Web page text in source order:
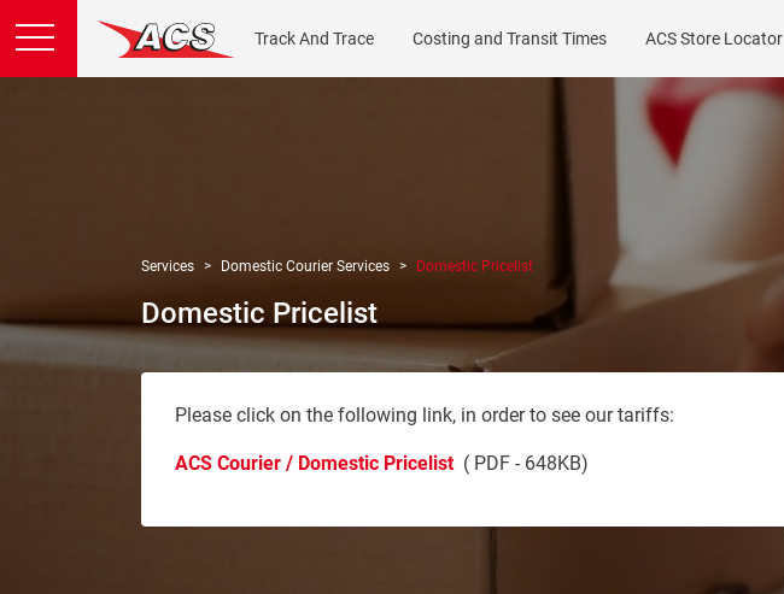
Track And Trace Costing and Transit Times ACS Store Locator
Services Domestic Courier Services Domestic Pricelist
Domestic Pricelist
Please click on the following link, in order to see our tariffs:
ACS Courier / Domestic Pricelist ( PDF - 648KB)